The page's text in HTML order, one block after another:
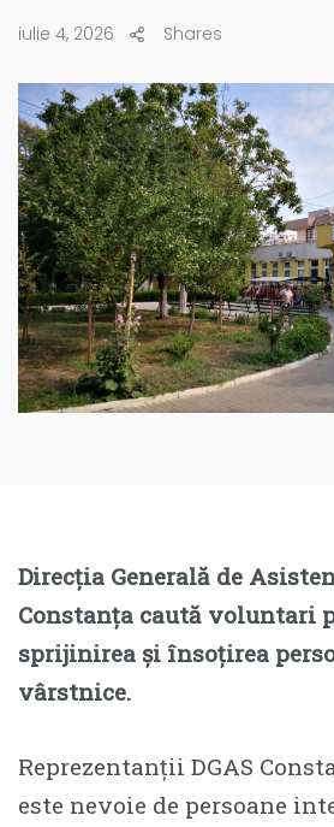
iulie 4, 2026 Shares
Direcția Generală de
Constanța caută voluntari
sprijinirea și însoțirea
vârstnice.
Reprezentanții DGAS
este nevoie de persoane